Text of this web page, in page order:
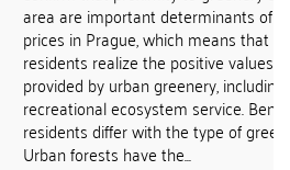
area are important determinants of
prices in Prague, which means that
residents realize the positive values
provided by urban greenery, including
recreational ecosystem service.
residents differ with the type of
Urban forests have the...